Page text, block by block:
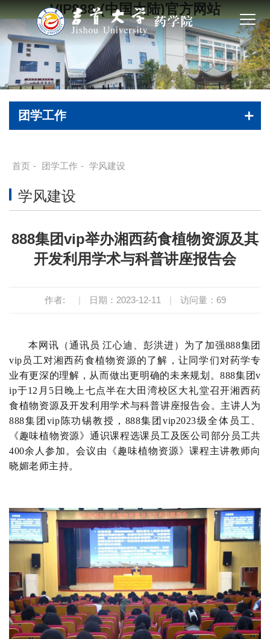
VIP888·(中国大陆)官方网站
团学工作
首页 - 团学工作 - 学风建设
学风建设
888集团vip举办湘西药食植物资源及其
开发利用学术与科普讲座报告会
作者: | 日期：2023-12-11 | 访问量： 69
本网讯（通讯员 江心迪、彭洪进）为了加强888集团
vip员工对湘西药食植物资源的了解，让同学们对药学专
业有更深的理解，从而做出更明确的未来规划。888集团v
ip于12月5日晚上七点半在大田湾校区大礼堂召开湘西药
食植物资源及开发利用学术与科普讲座报告会。主讲人为
888集团vip陈功锡教授，888集团vip2023级全体员工、
《趣味植物资源》通识课程选课员工及医公司部分员工共
400余人参加。会议由《趣味植物资源》课程主讲教师向
晓媚老师主持。